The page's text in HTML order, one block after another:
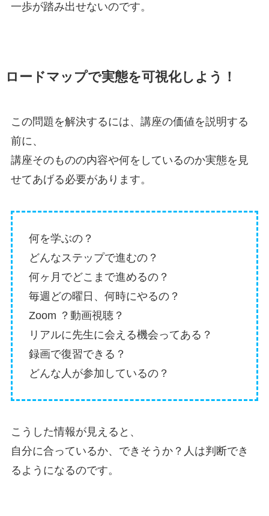
一歩が踏み出せないのです。
ロードマップで実態を可視化しよう！
この問題を解決するには、講座の価値を説明する
前に、
講座そのものの内容や何をしているのか実態を見
せてあげる必要があります。
何を学ぶの？
どんなステップで進むの？
何ヶ月でどこまで進めるの？
毎週どの曜日、何時にやるの？
Zoom ？動画視聴？
リアルに先生に会える機会ってある？
録画で復習できる？
どんな人が参加しているの？
こうした情報が見えると、
自分に合っているか、できそうか？人は判断でき
るようになるのです。